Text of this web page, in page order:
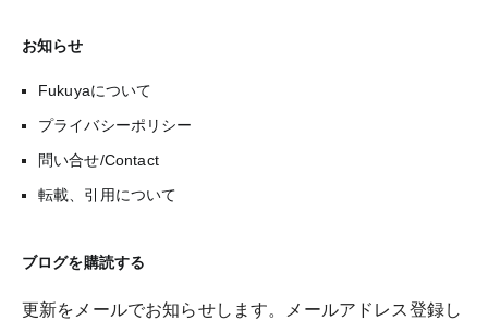
お知らせ
Fukuyaについて
プライバシーポリシー
問い合せ/Contact
転載、引用について
ブログを購読する
更新をメールでお知らせします。メールアドレス登録し